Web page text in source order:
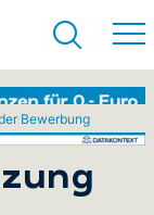
Bewerbung